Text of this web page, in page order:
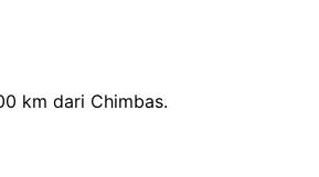
km dari Chimbas.